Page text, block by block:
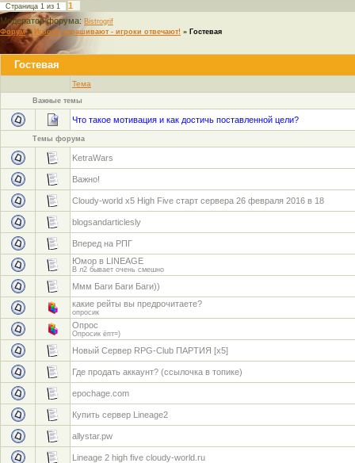
Страница 1 из 1
1
Модератор форума: Bistrogrif
Форум » Игроки спрашивают - игроки отвечают! » Гостевая
Гостевая
Тема
Важные темы
Что такое мотивация и как достичь поставленной цели?
Темы форума
KetraWars
Важно!
Cloudy-world х5 High Five cтарт сервера 26 февраля 2016 в 18
blogsandarticlesly
Вперед на РПГ
Юмор в LINEAGE
В л2 бывает очень смешно
Ммм Баги Баги Баги))
какие рейты вы предрочитаете?
опросик
Опрос
Опросик ёпт=)
Новый Сервер RPG-Club ПАРТИЯ [x5]
Где продать аккаунт? (ссылочка в топике)
epochage.com
Купить сервер Lineage2
allystar.pw
Lineage 2 high five cloudy-world.ru